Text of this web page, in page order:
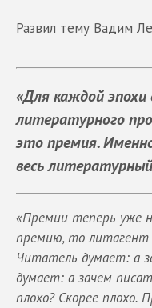
Развил тему Вадим
«Для каждой эпохи
литературного
это премия.
весь
«Премии теперь уже
премию, то литагент
Читатель думает: а
думает: а зачем
плохо? Скорее